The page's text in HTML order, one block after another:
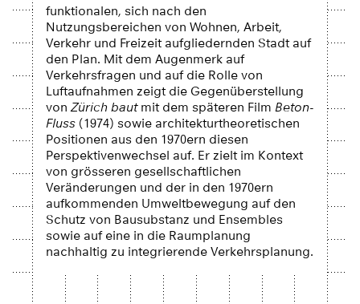
funktionalen, sich nach den
Nutzungsbereichen von Wohnen, Arbeit,
Verkehr und Freizeit aufgliedernden Stadt auf
den Plan. Mit dem Augenmerk auf
Verkehrsfragen und auf die Rolle von
Luftaufnahmen zeigt die Gegenüberstellung
vonZürich bautmit dem späteren Film Beton-
Fluss(1974) sowie architekturtheoretischen
Positionen aus den 1970ern diesen
Perspektivenwechsel auf. Er zielt im Kontext
von grösseren gesellschaftlichen
Veränderungen und der in den 1970ern
aufkommenden Umweltbewegung auf den
Schutz von Bausubstanz und Ensembles
sowie auf eine in die Raumplanung
nachhaltig zu integrierende Verkehrsplanung.